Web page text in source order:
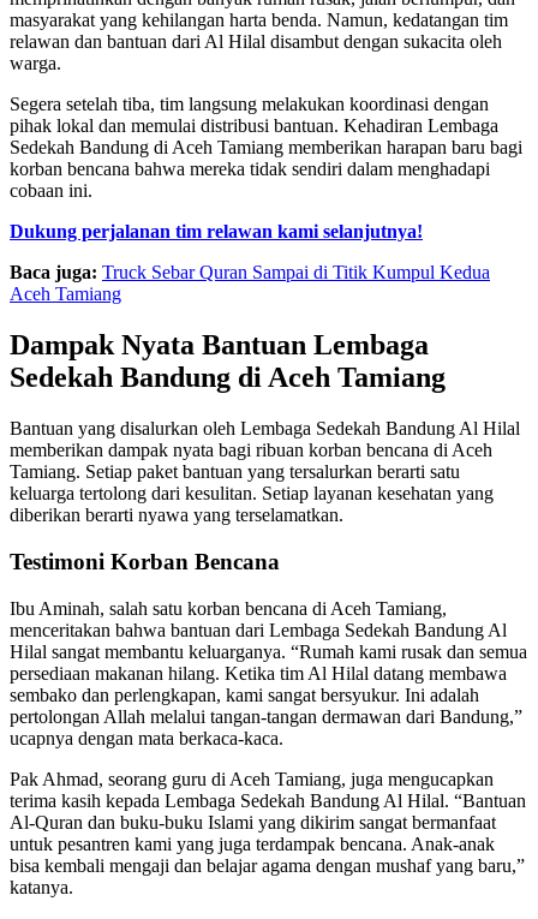
masyarakat yang kehilangan harta benda. Namun, kedatangan tim
relawan dan bantuan dari Al Hilal disambut dengan sukacita oleh
warga.
Segera setelah tiba, tim langsung melakukan koordinasi dengan
pihak lokal dan memulai distribusi bantuan. Kehadiran Lembaga
Sedekah Bandung di Aceh Tamiang memberikan harapan baru bagi
korban bencana bahwa mereka tidak sendiri dalam menghadapi
cobaan ini.
Dukung perjalanan tim relawan kami selanjutnya!
Baca juga: Truck Sebar Quran Sampai di Titik Kumpul Kedua
Aceh Tamiang
Dampak Nyata Bantuan Lembaga
Sedekah Bandung di Aceh Tamiang
Bantuan yang disalurkan oleh Lembaga Sedekah Bandung Al Hilal
memberikan dampak nyata bagi ribuan korban bencana di Aceh
Tamiang. Setiap paket bantuan yang tersalurkan berarti satu
keluarga tertolong dari kesulitan. Setiap layanan kesehatan yang
diberikan berarti nyawa yang terselamatkan.
Testimoni Korban Bencana
Ibu Aminah, salah satu korban bencana di Aceh Tamiang,
menceritakan bahwa bantuan dari Lembaga Sedekah Bandung Al
Hilal sangat membantu keluarganya. “Rumah kami rusak dan semua
persediaan makanan hilang. Ketika tim Al Hilal datang membawa
sembako dan perlengkapan, kami sangat bersyukur. Ini adalah
pertolongan Allah melalui tangan-tangan dermawan dari Bandung,”
ucapnya dengan mata berkaca-kaca.
Pak Ahmad, seorang guru di Aceh Tamiang, juga mengucapkan
terima kasih kepada Lembaga Sedekah Bandung Al Hilal. “Bantuan
Al-Quran dan buku-buku Islami yang dikirim sangat bermanfaat
untuk pesantren kami yang juga terdampak bencana. Anak-anak
bisa kembali mengaji dan belajar agama dengan mushaf yang baru,”
katanya.